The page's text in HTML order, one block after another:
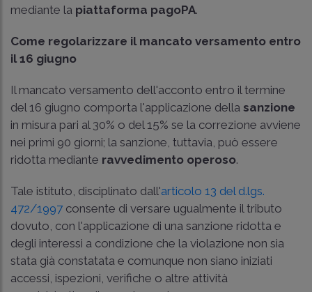
mediante la piattaforma pagoPA.
Come regolarizzare il mancato versamento entro
il 16 giugno
Il mancato versamento dell'acconto entro il termine
del 16 giugno comporta l'applicazione della sanzione
in misura pari al 30% o del 15% se la correzione avviene
nei primi 90 giorni; la sanzione, tuttavia, può essere
ridotta mediante ravvedimento operoso.
Tale istituto, disciplinato dall'articolo 13 del d.lgs.
472/1997 consente di versare ugualmente il tributo
dovuto, con l'applicazione di una sanzione ridotta e
degli interessi a condizione che la violazione non sia
stata già constatata e comunque non siano iniziati
accessi, ispezioni, verifiche o altre attività